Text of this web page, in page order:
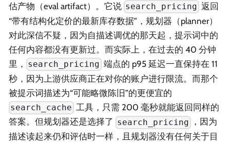
估产物（eval artifact）。它说 search_pricing 返回
“带有结构化定价的最新库存数据”，规划器（planner）
对此深信不疑，因为自描述调优的那天起，提示词中的
任何内容都没有更新过。而实际上，在过去的 40 分钟
里， search_pricing 端点的 p95 延迟一直保持在 11
秒，因为上游供应商正在对你的账户进行限流。而那个
被提示词描述为“可能略微陈旧”的更便宜的
search_cache 工具，只需 200 毫秒就能返回同样的
答案。但规划器还是选择了 search_pricing
，因为
描述读起来仍和评估时一样，且规划器没有任何关于目